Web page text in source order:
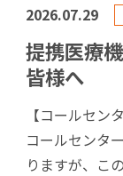
2026.07.29
提携医療
皆様へ
【コールセン
コールセンタ
りますが、こ